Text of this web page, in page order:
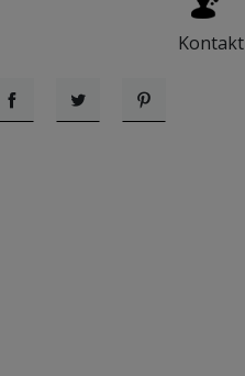
Kontakt
UdostępnijTweetujPinterest